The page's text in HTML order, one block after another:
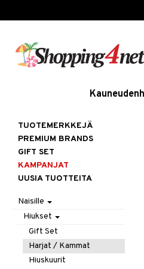
TUOTEMERKKEJÄ
PREMIUM BRANDS
GIFT SET
KAMPANJAT
UUSIA TUOTTEITA
Naisille
Hiukset
Gift Set
Harjat / Kammat
Hiuskuurit